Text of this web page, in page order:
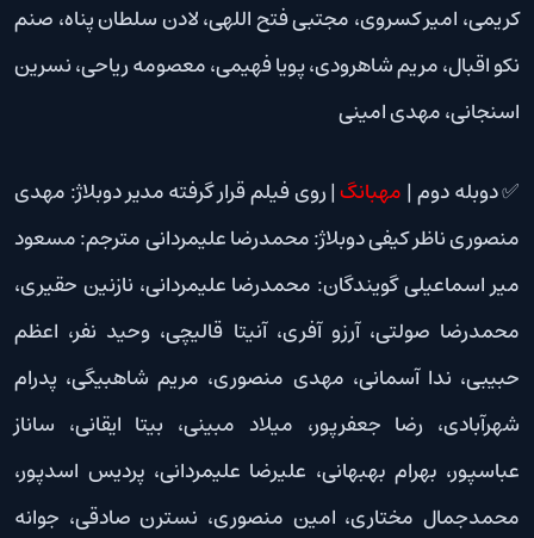
کریمی، امیر کسروی، مجتبی فتح اللهی، لادن سلطان پناه، صنم
نکو اقبال، مریم شاهرودی، پویا فهیمی، معصومه ریاحی، نسرین
اسنجانی، مهدی امینی
✅ دوبله دوم | مهبانگ| روی فیلم قرار گرفته مدیر دوبلاژ: مهدی
منصوری ناظر کیفی دوبلاژ: محمدرضا علیمردانی مترجم: مسعود
میر اسماعیلی گویندگان: محمدرضا علیمردانی، نازنین حقیری،
محمدرضا صولتی، آرزو آفری، آنیتا قالیچی، وحید نفر، اعظم
حبیبی، ندا آسمانی، مهدی منصوری، مریم شاهبیگی، پدرام
شهرآبادی، رضا جعفرپور، میلاد مبینی، بیتا ایقانی، ساناز
عباسپور، بهرام بهبهانی، علیرضا علیمردانی، پردیس اسدپور،
محمدجمال مختاری، امین منصوری، نسترن صادقی، جوانه